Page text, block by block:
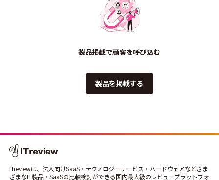
製品掲載で顧客を呼び込む
製品を掲載する
ITreviewは、法人向けSaaS・テクノロジーサービス・ハードウェアなどさま
ざまなIT製品・SaaSの比較検討ができる国内最大級のレビュープラットフォ